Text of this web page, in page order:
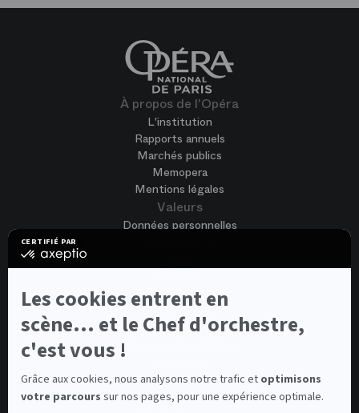
CERTIFIÉ PAR
certifié
En
plus
Axeptio
Les cookies entrent en
scène... et le Chef d'orchestre,
c'est vous !
Grâce aux cookies, nous analysons notre trafic et optimisons
votre parcours sur nos pages, pour une expérience optimale.
À propos de l'Opéra
L'institution
Rapports annuels
Marchés publics
Memopera
Mentions légales
Valeurs
Données personnelles
Nous rejoindre
Offres d'emploi
Candidature spontanée
Concours et auditions
Contacts
Contacts spectateurs et visiteurs